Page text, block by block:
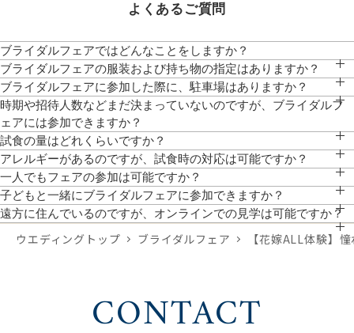
よくあるご質問
ブライダルフェアではどんなことをしますか？
チャペル・パーティ会場の見学、ご試食、相談会、お見積りのご説明等、おふたり
にぴったりなご提案をいたします。
ブライダルフェアの服装および持ち物の指定はありますか？
服装は普段着でお気軽にお越しください。写真もご自由に撮影していただけます。
ブライダルフェアに参加した際に、駐車場はありますか？
クレド地下駐車場にお停めいただけますと、全額対応いたします。
時期や招待人数などまだ決まっていないのですが、ブライダルフ
ェアには参加できますか？
参加可能です。大まかでも時期や人数がわかっていると、より具体的なお見積りの
作成や、ご提案が可能です。
試食の量はどれくらいですか？
前菜・スープ・メイン(肉・魚）を1プレートに盛り込み、デザート付きの無料試食
となっております。
アレルギーがあるのですが、試食時の対応は可能ですか？
対応しております。予約時にお聞かせください。
一人でもフェアの参加は可能ですか？
お一人でのご参加、ご友人やご家族とのご参加も可能です。
子どもと一緒にブライダルフェアに参加できますか？
ぜひ一緒にご来館ください。館内はバリアフリーのためベビーカーでのご来館も可
遠方に住んでいるのですが、オンラインでの見学は可能ですか？
スマホやPCから参加が可能です。「オンライン相談フェア」よりご予約いただけ
ます。ウエディングトップ ブライダルフェア 【花嫁ALL体験】
CONTACT